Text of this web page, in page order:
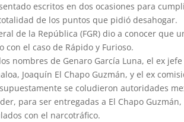
escritos en dos ocasiones para
de los puntos que pidió desahogar.
de la República (FGR) dio a conocer
el caso de Rápido y Furioso.
nombres de Genaro García Luna, el ex
Joaquín El Chapo Guzmán, y el ex
se coludieron autoridades
para ser entregadas a El Chapo
con el narcotráfico.